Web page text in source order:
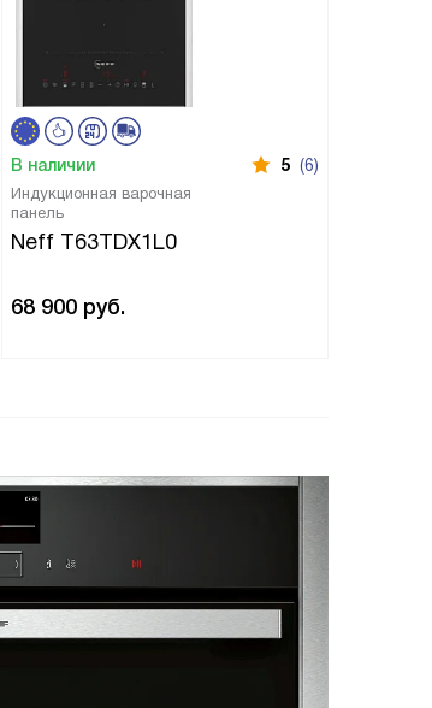
В наличии 5 (6)
Индукционная варочная
панель
Neff T63TDX1L0
68 900 руб.